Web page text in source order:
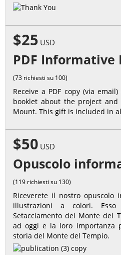
$25 USD
PDF Informative
(73 richiesti su 100)
Receive a PDF copy (via
booklet about the project
Mount. This gift is included in
$50 USD
Opuscolo
(119 richiesti su 130)
Riceverete il nostro opuscolo
illustrazioni a colori.
Setacciamento del Monte del
ad oggi e la loro importanza
storia del Monte del Tempio.